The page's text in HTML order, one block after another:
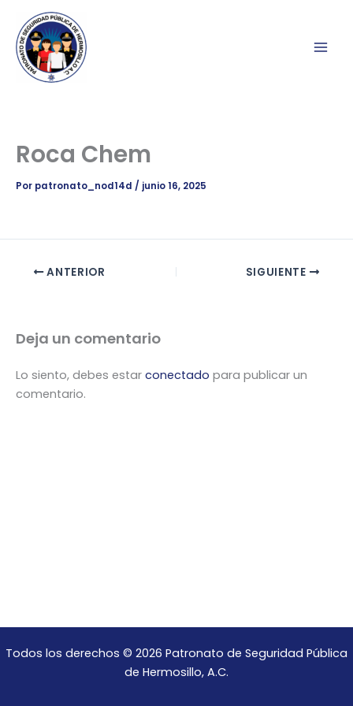
contenido
Roca Chem
Por patronato_nod14d / junio 16, 2025
ANTERIOR SIGUIENTE
Deja un comentario
Lo siento, debes estar conectado para publicar un
comentario.
Todos los derechos © 2026 Patronato de Seguridad Pública
de Hermosillo, A.C.